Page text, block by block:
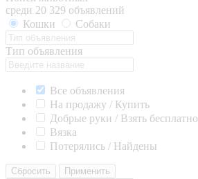
среди 20 329 объявлений
Кошки
Собаки
Тип объявления
Все объявления
На продажу / Купить
Добрые руки / Взять бесплатно
Вязка
Потерялись / Найдены
Сбросить Применить